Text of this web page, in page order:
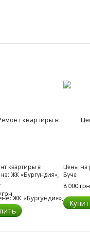
квартиры в
ЖК «Бургундия»,
грн
Цены на
Буче
8 000 грн